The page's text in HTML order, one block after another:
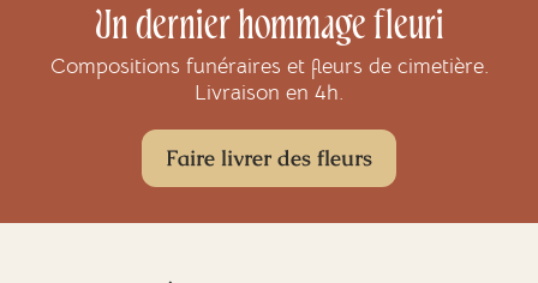
Un dernier hommage fleuri
Compositions funéraires et fleurs de cimetière.
Livraison en 4h.
Faire livrer des fleurs